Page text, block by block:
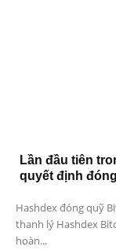
Lần đầu tiên
quyết định
Hashdex đóng quỹ
thanh lý Hashdex
hoàn...